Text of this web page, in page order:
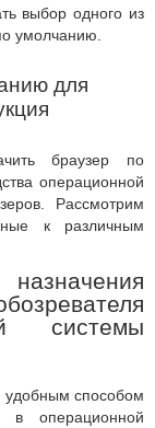
выбор одного из
умолчанию.
для
браузер по
операционной
Рассмотрим
к различным
системы
удобным способом
в операционной